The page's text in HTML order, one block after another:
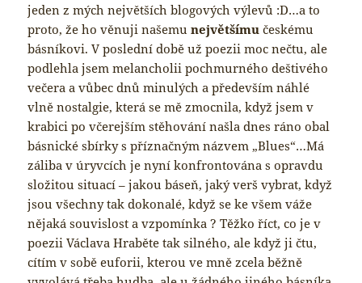
jeden z mých největších blogových výlevů :D…a to
proto, že ho věnuji našemunejvětšímučeskému
básníkovi. V poslední době už poezii moc nečtu, ale
podlehla jsem melancholii pochmurného deštivého
večera a vůbec dnů minulých a především náhlé
vlně nostalgie, která se mě zmocnila, když jsem v
krabici po včerejším stěhování našla dnes ráno obal
básnické sbírky s příznačným názvem „Blues“…Má
záliba v úryvcích je nyní konfrontována s opravdu
složitou situací – jakou báseň, jaký verš vybrat, když
jsou všechny tak dokonalé, když se ke všem váže
nějaká souvislost a vzpomínka ? Těžko říct, co je v
poezii Václava Hraběte tak silného, ale když ji čtu,
cítím v sobě euforii, kterou ve mně zcela běžně